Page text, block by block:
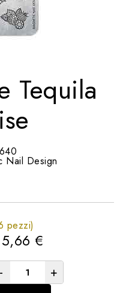
Tequila
Nail Design
5,66€
pezzi)
- +